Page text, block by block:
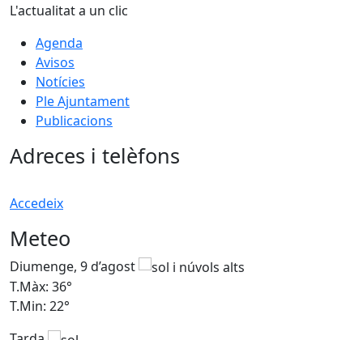
L'actualitat a un clic
Agenda
Avisos
Notícies
Ple Ajuntament
Publicacions
Adreces i telèfons
Accedeix
Meteo
Diumenge, 9 d’agost
T.Màx: 36°
T.Min: 22°